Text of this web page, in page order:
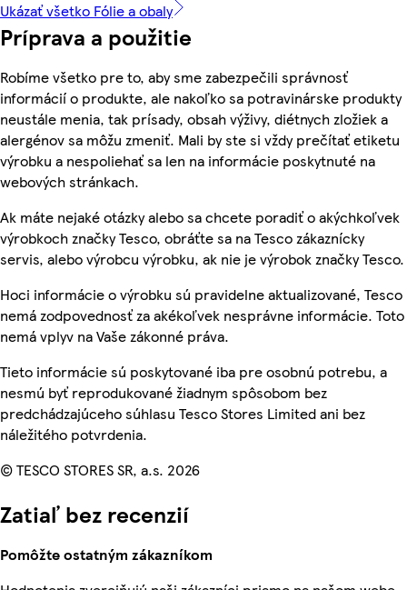
Ukázať všetko Fólie a obaly
Príprava a použitie
Robíme všetko pre to, aby sme zabezpečili správnosť
informácií o produkte, ale nakoľko sa potravinárske produkty
neustále menia, tak prísady, obsah výživy, diétnych zložiek a
alergénov sa môžu zmeniť. Mali by ste si vždy prečítať etiketu
výrobku a nespoliehať sa len na informácie poskytnuté na
webových stránkach.
Ak máte nejaké otázky alebo sa chcete poradiť o akýchkoľvek
výrobkoch značky Tesco, obráťte sa na Tesco zákaznícky
servis, alebo výrobcu výrobku, ak nie je výrobok značky Tesco.
Hoci informácie o výrobku sú pravidelne aktualizované, Tesco
nemá zodpovednosť za akékoľvek nesprávne informácie. Toto
nemá vplyv na Vaše zákonné práva.
Tieto informácie sú poskytované iba pre osobnú potrebu, a
nesmú byť reprodukované žiadnym spôsobom bez
predchádzajúceho súhlasu Tesco Stores Limited ani bez
náležitého potvrdenia.
© TESCO STORES SR, a.s. 2026
Zatiaľ bez recenzií
Pomôžte ostatným zákazníkom